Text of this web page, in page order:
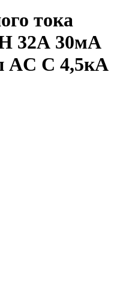
тока
32А 30мА
AC C 4,5кА